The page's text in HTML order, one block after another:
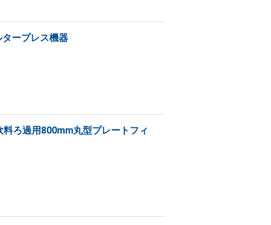
ープレス機器
ろ過用800mm丸型プレートフィ